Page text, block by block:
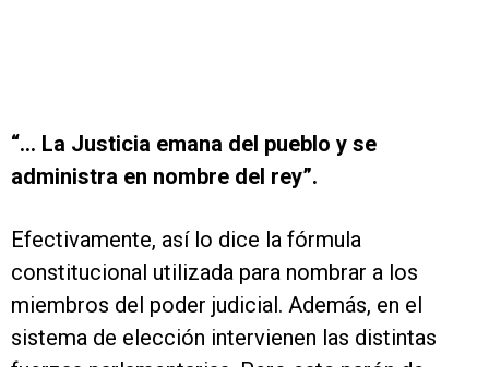
“… La Justicia emana del pueblo y se
administra en nombre del rey”.
Efectivamente, así lo dice la fórmula
constitucional utilizada para nombrar a los
miembros del poder judicial. Además, en el
sistema de elección intervienen las distintas